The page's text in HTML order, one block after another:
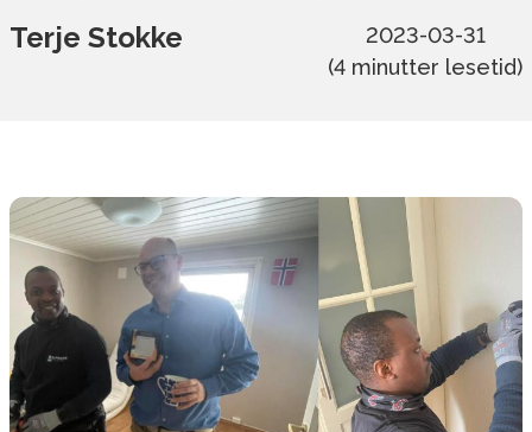
Terje Stokke
2023-03-31
(4 minutter lesetid)